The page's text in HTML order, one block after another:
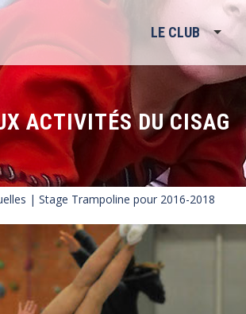
LE CLUB
ACTIVITÉS DU CISAG
| Stage Trampoline pour 2016-2018